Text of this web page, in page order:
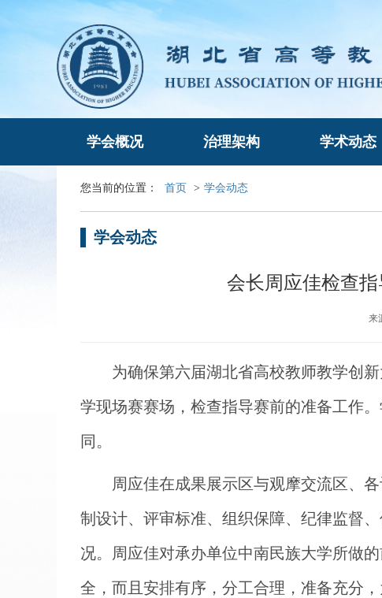
学会概况 治理架构 学术动态
您当前的位置： 首页 > 学会动态
学会动态
会长周应佳检查
来
为确保第六届湖北省高校教师教学创
学现场赛赛场，检查指导赛前的准备工作
同。
周应佳在成果展示区与观摩交流区、
制设计、评审标准、组织保障、纪律监督
况。周应佳对承办单位中南民族大学所做
全，而且安排有序，分工合理，准备充分